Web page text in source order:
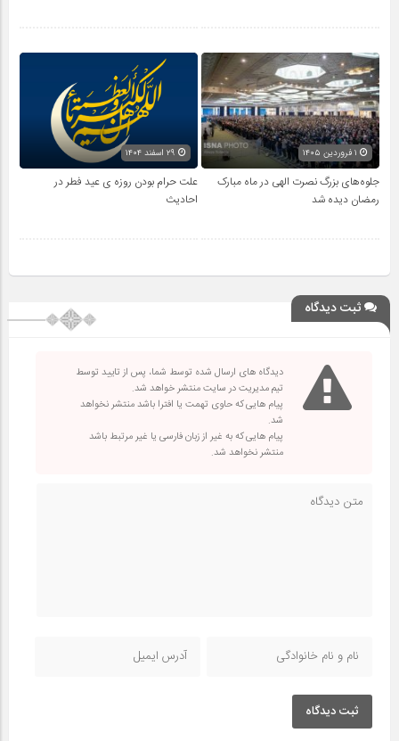
جلوه‌های بزرگ نصرت الهی در ماه مبارک
رمضان دیده شد
علت حرام بودن روزه ی عید فطر در
احادیث
ثبت دیدگاه
دیدگاه های ارسال شده توسط شما، پس از تایید توسط
تیم مدیریت در سایت منتشر خواهد شد.
پیام هایی که حاوی تهمت یا افترا باشد منتشر نخواهد
شد.
پیام هایی که به غیر از زبان فارسی یا غیر مرتبط باشد
منتشر نخواهد شد.
ثبت دیدگاه